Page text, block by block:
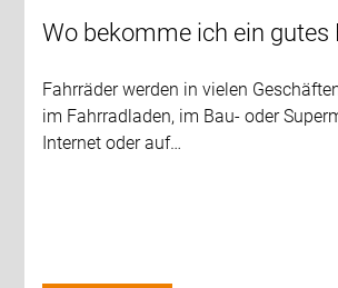
Wo bekomme ich ein gutes
Fahrräder werden in vielen
im Fahrradladen, im Bau- oder
Internet oder auf…